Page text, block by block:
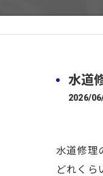
水道
2026/
水道修理
どれくら